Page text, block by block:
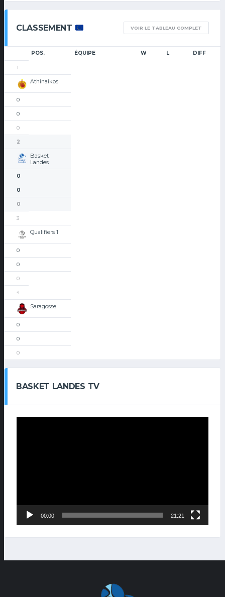
CLASSEMENT VOIR LE TABLEAU COMPLET
POS. ÉQUIPE W L DIFF
1
Athinaikos
0
0
0
2
Basket
Landes
0
0
0
3
Qualifiers 1
0
0
0
4
Saragosse
0
0
0
BASKET LANDES TV
00:00 21:21